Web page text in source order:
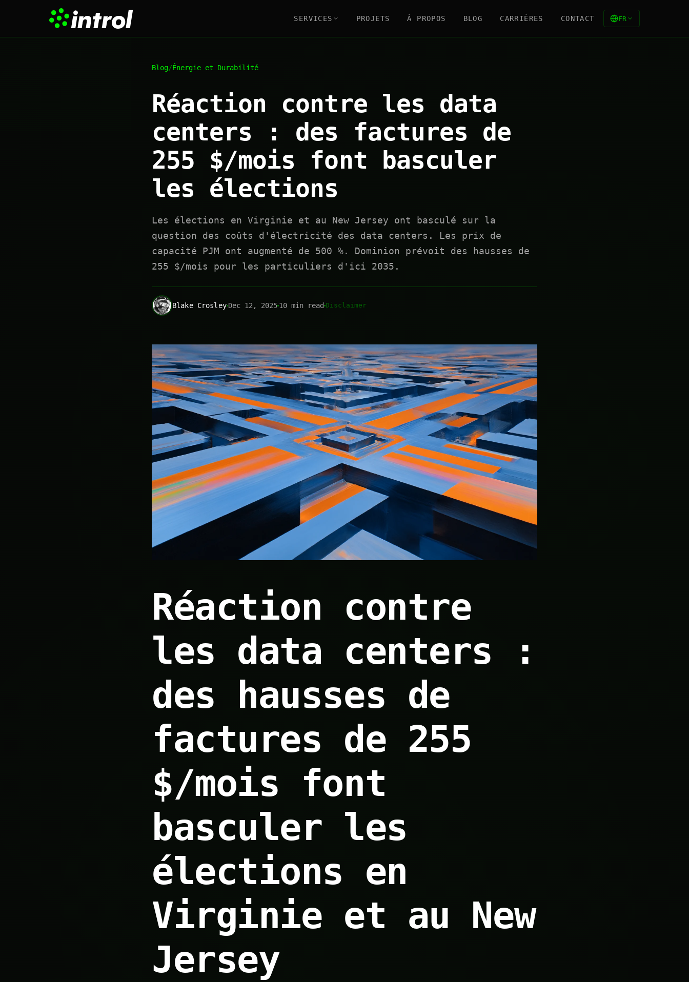
SERVICES PROJETS À PROPOS BLOG CARRIÈRES CONTACT FR
Blog/Énergie et Durabilité
Réaction contre les data
centers : des factures de
255 $/mois font basculer
les élections
Les élections en Virginie et au New Jersey ont basculé sur la
question des coûts d'électricité des data centers. Les prix de
capacité PJM ont augmenté de 500 %. Dominion prévoit des hausses de
255 $/mois pour les particuliers d'ici 2035.
Blake CrosleyDec 12, 202510 min read Disclaimer
Réaction contre
les data centers :
des hausses de
factures de 255
$/mois font
basculer les
élections en
Virginie et au New
Jersey